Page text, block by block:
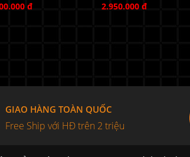
đ 2.950.000 đ
GIAO HÀNG TOÀN QUỐC
Free Ship với HĐ trên 2 triệu